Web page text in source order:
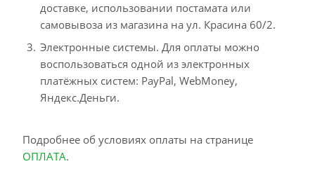
доставке, использовании постамата или
самовывоза из магазина на ул. Красина 60/2.
Электронные системы. Для оплаты можно
воспользоваться одной из электронных
платёжных систем: PayPal, WebMoney,
Яндекс.Деньги.
Подробнее об условиях оплаты на странице
ОПЛАТА.